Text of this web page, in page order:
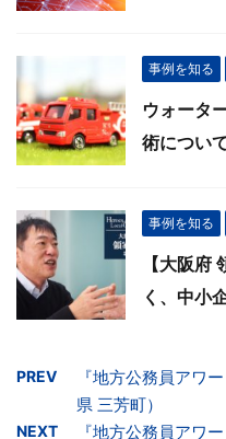
事例を知る
ウォータ
術につい
事例を知る
【大阪府
く、中小
PREV
『地方公務員アワ
県 三芳町）
NEXT
『地方公務員アワ